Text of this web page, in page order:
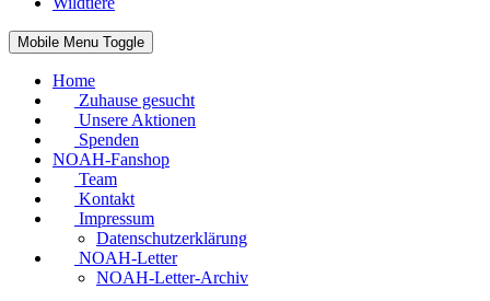
Mobile Menu Toggle
Home
Zuhause gesucht
Unsere Aktionen
Spenden
NOAH-Fanshop
Team
Kontakt
Impressum
Datenschutzerklärung
NOAH-Letter
NOAH-Letter-Archiv